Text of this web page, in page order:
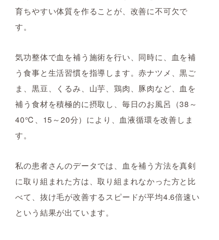
育ちやすい体質を作ることが、改善に不可欠で
す。
気功整体で血を補う施術を行い、同時に、血を補
う食事と生活習慣を指導します。赤ナツメ、黒ご
ま、黒豆、くるみ、山芋、鶏肉、豚肉など、血を
補う食材を積極的に摂取し、毎日のお風呂（38～
40℃、15～20分）により、血液循環を改善しま
す。
私の患者さんのデータでは、血を補う方法を真剣
に取り組まれた方は、取り組まれなかった方と比
べて、抜け毛が改善するスピードが平均4.6倍速い
という結果が出ています。